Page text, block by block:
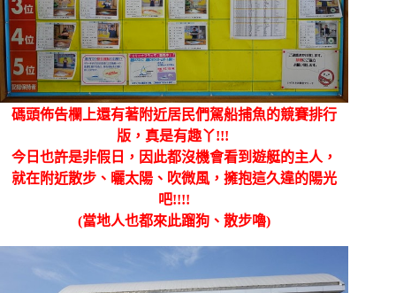
碼頭佈告欄上還有著附近居民們駕船捕魚的競賽排行
版，真是有趣丫!!!
今日也許是非假日，因此都沒機會看到遊艇的主人，
就在附近散步、曬太陽、吹微風，擁抱這久違的陽光
吧!!!!
(當地人也都來此蹓狗、散步嚕)